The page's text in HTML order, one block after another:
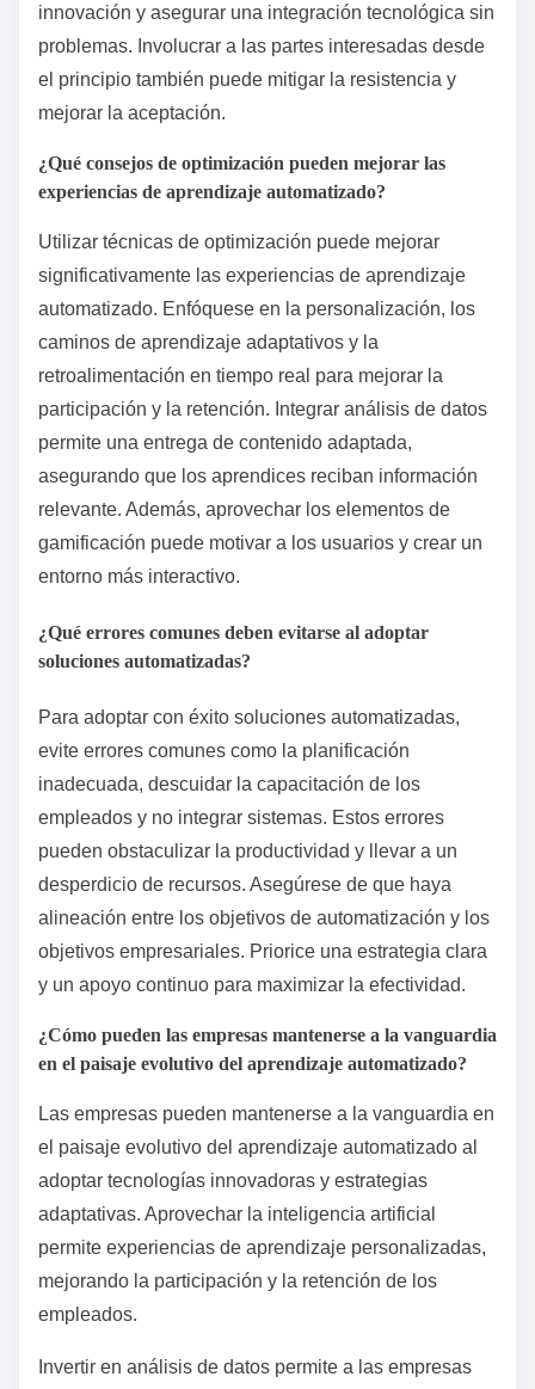
innovación y asegurar una integración tecnológica sin
problemas. Involucrar a las partes interesadas desde
el principio también puede mitigar la resistencia y
mejorar la aceptación.
¿Qué consejos de optimización pueden mejorar las
experiencias de aprendizaje automatizado?
Utilizar técnicas de optimización puede mejorar
significativamente las experiencias de aprendizaje
automatizado. Enfóquese en la personalización, los
caminos de aprendizaje adaptativos y la
retroalimentación en tiempo real para mejorar la
participación y la retención. Integrar análisis de datos
permite una entrega de contenido adaptada,
asegurando que los aprendices reciban información
relevante. Además, aprovechar los elementos de
gamificación puede motivar a los usuarios y crear un
entorno más interactivo.
¿Qué errores comunes deben evitarse al adoptar
soluciones automatizadas?
Para adoptar con éxito soluciones automatizadas,
evite errores comunes como la planificación
inadecuada, descuidar la capacitación de los
empleados y no integrar sistemas. Estos errores
pueden obstaculizar la productividad y llevar a un
desperdicio de recursos. Asegúrese de que haya
alineación entre los objetivos de automatización y los
objetivos empresariales. Priorice una estrategia clara
y un apoyo continuo para maximizar la efectividad.
¿Cómo pueden las empresas mantenerse a la vanguardia
en el paisaje evolutivo del aprendizaje automatizado?
Las empresas pueden mantenerse a la vanguardia en
el paisaje evolutivo del aprendizaje automatizado al
adoptar tecnologías innovadoras y estrategias
adaptativas. Aprovechar la inteligencia artificial
permite experiencias de aprendizaje personalizadas,
mejorando la participación y la retención de los
empleados.
Invertir en análisis de datos permite a las empresas